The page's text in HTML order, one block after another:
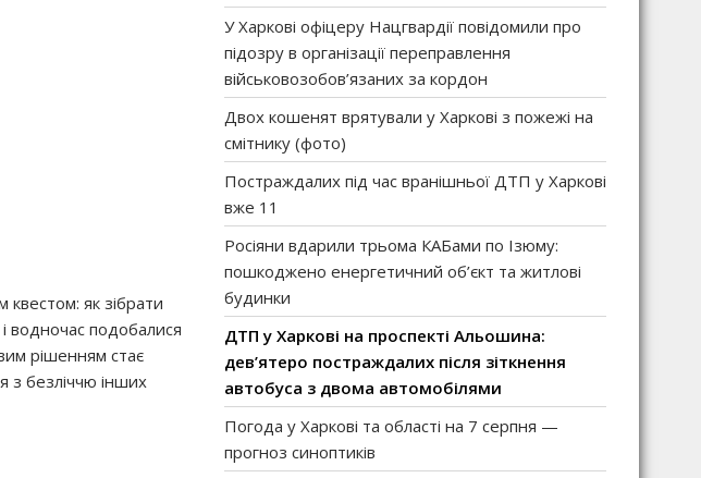
як зібрати
водночас подобалися
рішенням стає
з безліччю інших
У Харкові офіцеру Нацгвардії повідомили про
підозру в організації переправлення
військовозобов’язаних за кордон
Двох кошенят врятували у Харкові з пожежі на
смітнику (фото)
Постраждалих під час вранішньої ДТП у Харкові
вже 11
Росіяни вдарили трьома КАБами по Ізюму:
пошкоджено енергетичний об’єкт та житлові
будинки
ДТП у Харкові на проспекті Альошина:
дев’ятеро постраждалих після зіткнення
автобуса з двома автомобілями
Погода у Харкові та області на 7 серпня —
прогноз синоптиків